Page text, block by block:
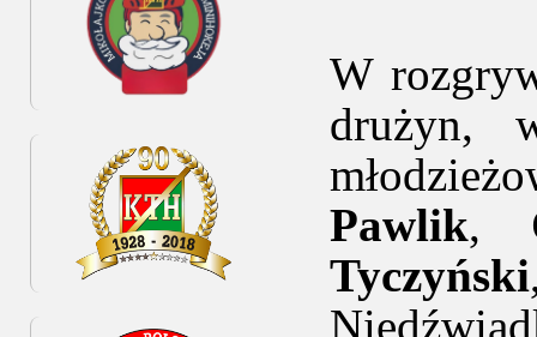
W
drużyn,
Pawlik,
Tyczyński